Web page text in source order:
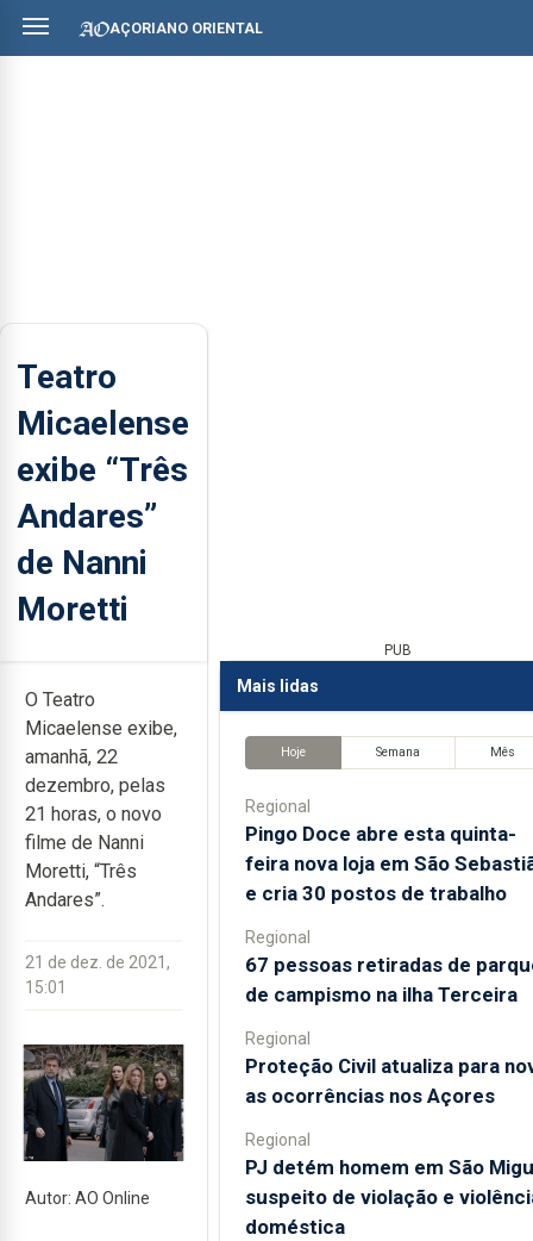
AÇORIANO ORIENTAL
Teatro
Micaelense
exibe “Três
Andares”
de Nanni
Moretti
O Teatro
Micaelense exibe,
amanhã, 22
dezembro, pelas
21 horas, o novo
filme de Nanni
Moretti, “Três
Andares”.
21 de dez. de 2021,
15:01
Autor: AO Online
PUB
Mais lidas
Hoje Semana Mês
Regional
Pingo Doce abre esta quinta-
feira nova loja em São
e cria 30 postos de trabalho
Regional
67 pessoas retiradas de
de campismo na ilha Terceira
Regional
Proteção Civil atualiza para
as ocorrências nos Açores
Regional
PJ detém homem em São
suspeito de violação e
doméstica